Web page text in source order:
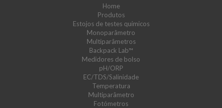
Home
Produtos
Estojos de testes químicos
Monoparâmetro
Multiparâmetros
Backpack Lab™
Medidores de bolso
pH/ORP
EC/TDS/Salinidade
Temperatura
Multiparâmetro
Fotómetros